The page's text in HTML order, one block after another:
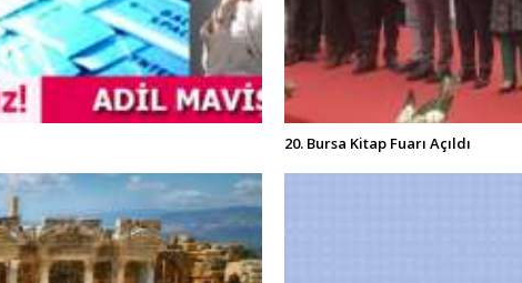
20. Bursa Kitap Fuarı Açıldı